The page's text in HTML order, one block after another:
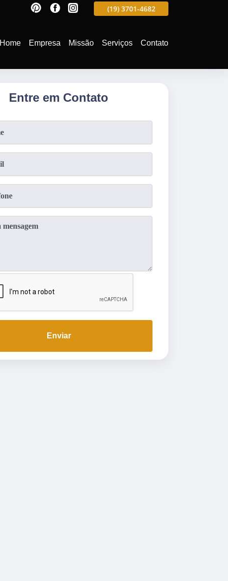
(19) 3701-4988 (19) 3701-4682
Home Empresa Missão Serviços Contato
Entre em Contato
Enviar